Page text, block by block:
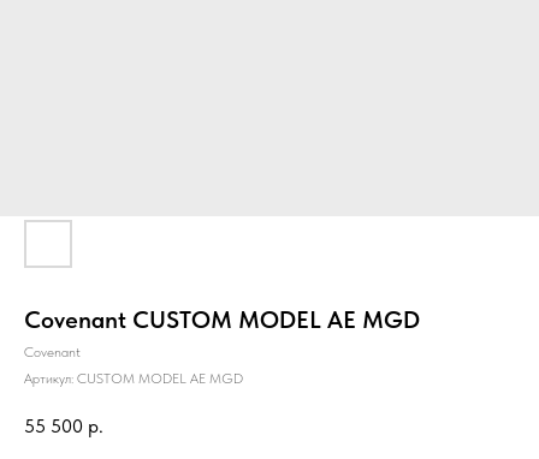
Covenant CUSTOM MODEL AE MGD
Covenant
Артикул: CUSTOM MODEL AE MGD
55 500 р.